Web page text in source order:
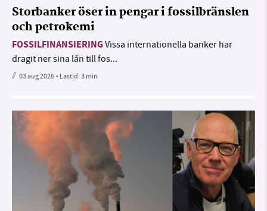
Storbanker öser in pengar i fossilbränslen
och petrokemi
FOSSILFINANSIERINGVissa internationella banker har
dragit ner sina lån till fos...
03 aug 2026• Lästid:3 min